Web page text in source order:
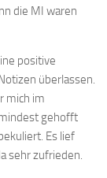
die MI waren
positive
überlassen.
mich im
gehofft
Es lief
sehr zufrieden.